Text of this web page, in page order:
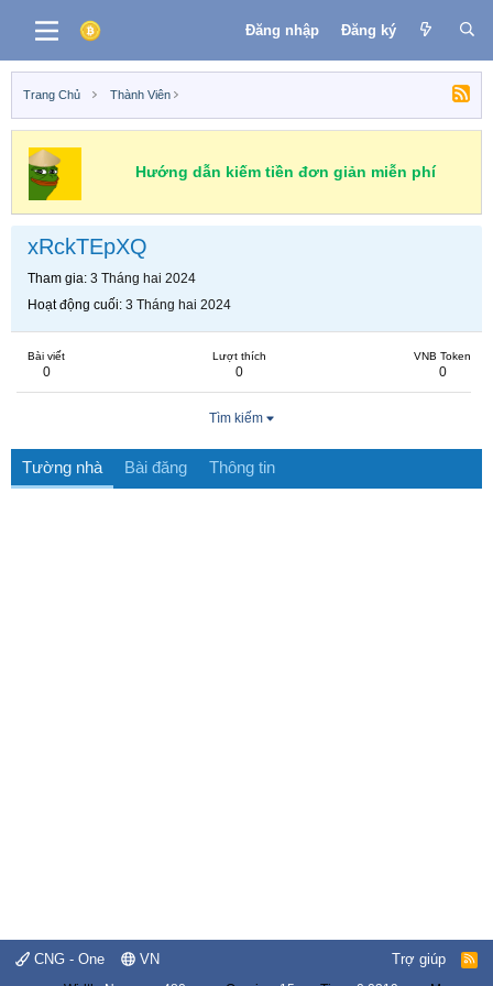
Đăng nhập Đăng ký
Trang Chủ Thành Viên
Hướng dẫn kiếm tiền đơn giản miễn phí
xRckTEpXQ
Tham gia 3 Tháng hai 2024
Hoạt động cuối 3 Tháng hai 2024
Bài viết
0
Lượt thích
0
VNB Token
0
Tìm kiếm
Tường nhà Bài đăng Thông tin
CNG - One VN Trợ giúp
R